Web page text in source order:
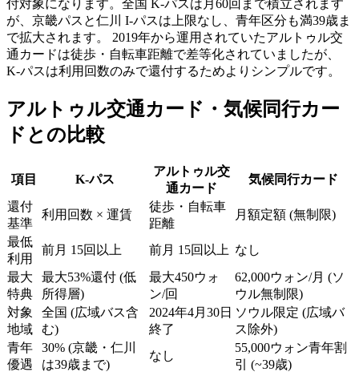
付対象になります。全国 K-パスは月60回まで積立されます
が、京畿パスと仁川 I-パスは上限なし、青年区分も満39歳ま
で拡大されます。 2019年から運用されていたアルトゥル交
通カードは徒歩・自転車距離で差等化されていましたが、
K-パスは利用回数のみで還付するためよりシンプルです。
アルトゥル交通カード・気候同行カー
ドとの比較
項目 K-パス
アルトゥル交
通カード
気候同行カード
還付
基準
利用回数 × 運賃
徒歩・自転車
距離
月額定額 (無制限)
最低
利用
前月 15回以上 前月 15回以上 なし
最大
特典
最大53%還付 (低
所得層)
最大450ウォ
ン/回
62,000ウォン/月 (ソ
ウル無制限)
対象
地域
全国 (広域バス含
む)
2024年4月30日
終了
ソウル限定 (広域バ
ス除外)
青年
優遇
30% (京畿・仁川
は39歳まで)
なし
55,000ウォン青年割
引 (~39歳)